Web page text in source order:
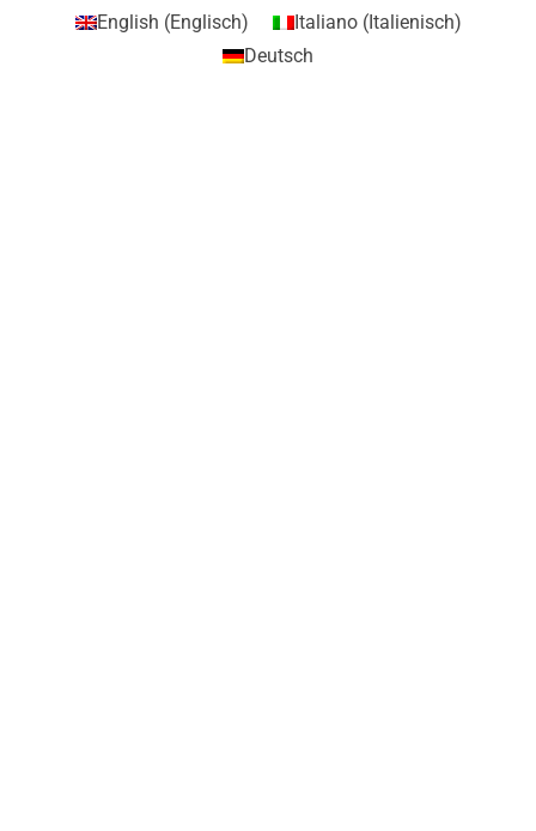
English (Englisch) Italiano(Italienisch)
Deutsch